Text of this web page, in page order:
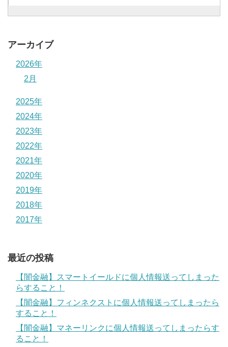
アーカイブ
2026年
2月
2025年
2024年
2023年
2022年
2021年
2020年
2019年
2018年
2017年
最近の投稿
【闇金融】スマートイールドに個人情報送ってしまった
らすること！
【闇金融】フィンネクストに個人情報送ってしまったら
すること！
【闇金融】マネーリンクに個人情報送ってしまったらす
ること！